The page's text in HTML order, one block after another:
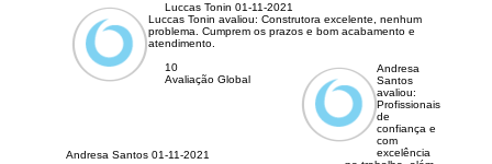
Luccas Tonin 01-11-2021
Luccas Tonin avaliou: Construtora excelente, nenhum
problema. Cumprem os prazos e bom acabamento e
atendimento.
10
Avaliação Global
Andresa Santos 01-11-2021
Andresa
Santos
avaliou:
Profissionais
de
confiança e
com
excelência